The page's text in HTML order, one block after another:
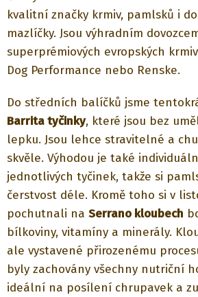
kvalitní značky krmiv, pamlsků i
mazlíčky. Jsou výhradním
superprémiových evropských
Dog Performance nebo Renske.
Do středních balíčků jsme
Barrita tyčinky, které jsou bez
lepku. Jsou lehce stravitelné a
skvěle. Výhodou je také
jednotlivých tyčinek, takže si
čerstvost déle. Kromě toho si v
pochutnali na Serrano kloubech
bílkoviny, vitamíny a minerály.
ale vystavené přirozenému
byly zachovány všechny nutriční
ideální na posílení chrupavek a